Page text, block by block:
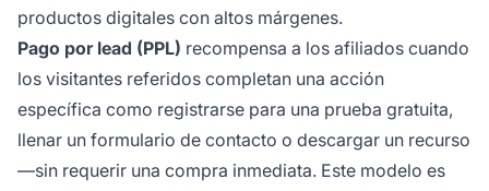
productos digitales con altos márgenes.
Pago por lead (PPL) recompensa a los afiliados cuando
los visitantes referidos completan una acción
específica como registrarse para una prueba gratuita,
llenar un formulario de contacto o descargar un recurso
—sin requerir una compra inmediata. Este modelo es